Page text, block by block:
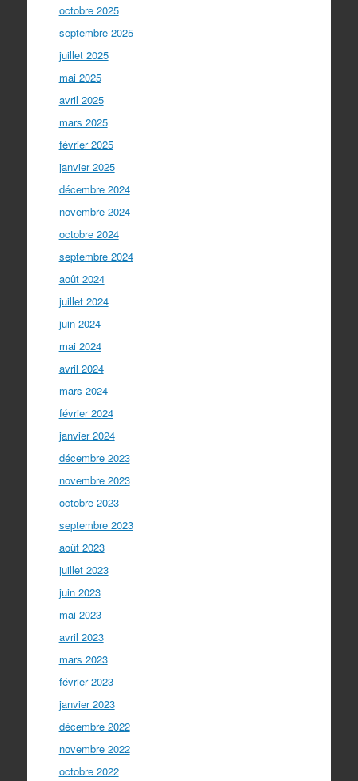
octobre 2025
septembre 2025
juillet 2025
mai 2025
avril 2025
mars 2025
février 2025
janvier 2025
décembre 2024
novembre 2024
octobre 2024
septembre 2024
août 2024
juillet 2024
juin 2024
mai 2024
avril 2024
mars 2024
février 2024
janvier 2024
décembre 2023
novembre 2023
octobre 2023
septembre 2023
août 2023
juillet 2023
juin 2023
mai 2023
avril 2023
mars 2023
février 2023
janvier 2023
décembre 2022
novembre 2022
octobre 2022